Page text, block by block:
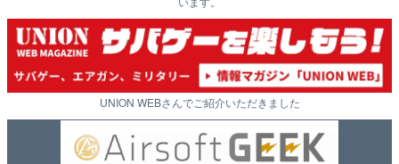
UNION WEBさんでご紹介いただきました